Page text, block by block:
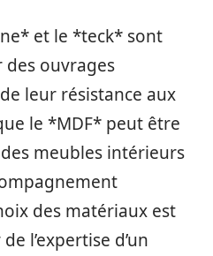
et le *teck* sont
ouvrages
leur résistance aux
le *MDF* peut être
meubles intérieurs
des matériaux est
l’expertise d’un